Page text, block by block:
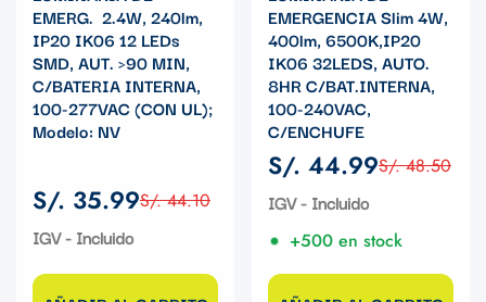
EMERG. 2.4W, 240lm,
IP20 IK06 12 LEDs
SMD, AUT. >90 MIN,
C/BATERIA INTERNA,
100-277VAC (CON UL);
Modelo: NV
Precio
de
S/. 35.99
Precio
regular
S/. 44.10
IGV - Incluido
EMERGENCIA Slim 4W,
400lm, 6500K,IP20
IK06 32LEDS, AUTO.
8HR C/BAT.INTERNA,
100-240VAC,
C/ENCHUFE
Precio
de
S/. 44.99
Precio
regular
S/. 48.50
IGV - Incluido
+500 en stock